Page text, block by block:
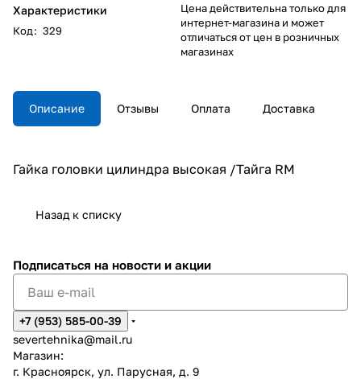
Характеристики
Код: 329
Цена действительна только для
интернет-магазина и может
отличаться от цен в розничных
магазинах
Описание Отзывы Оплата Доставка
Гайка головки цилиндра высокая /Тайга RM
Назад к списку
Подписаться на новости и акции
+7 (953) 585-00-39
severtehnika@mail.ru
Магазин:
г. Красноярск, ул. Парусная, д. 9